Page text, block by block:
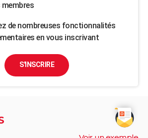
de nombreuses fonctionnalités
en vous inscrivant
S'INSCRIRE